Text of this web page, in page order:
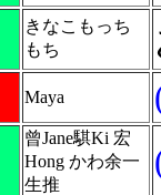
きなこもっち
もち
Maya
曾Jane騏Ki 宏
Hong かわ余一
生推